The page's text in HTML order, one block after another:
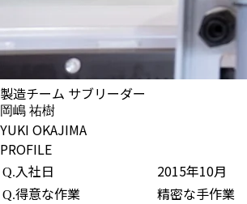
製造チーム サブリーダー
岡嶋 祐樹
YUKI OKAJIMA
PROFILE
Q. 入社日 2015年10月
Q.得意な作業 精密な手作業